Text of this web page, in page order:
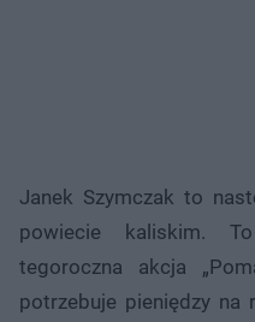
Janek Szymczak to
powiecie kaliskim.
tegoroczna akcja
potrzebuje pieniędzy na